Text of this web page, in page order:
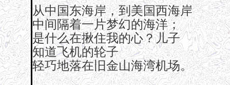
从中国东海岸，到美国西海岸
中间隔着一片梦幻的海洋；
是什么在揪住我的心？儿子
知道飞机的轮子
轻巧地落在旧金山海湾机场。